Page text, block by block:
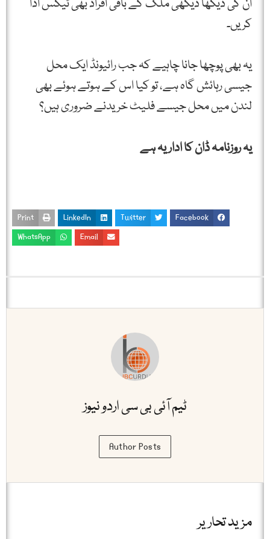
کریں۔
یہ بھی پوچھا جانا چاہیے کہ جب رائیونڈ ایک محل
جیسی رہائش گاہ ہے، تو کیا اس کے ہوتے ہوئے بھی
لندن میں محل جیسے فلیٹ خریدنے ضروری ہیں؟
یہ روزنامہ ڈان کا اداریہ ہے
Facebook
Twitter
LinkedIn
Print
Email
WhatsApp
ٹیم آئی بی سی اردو نیوز
Author Posts
مزید تحاریر